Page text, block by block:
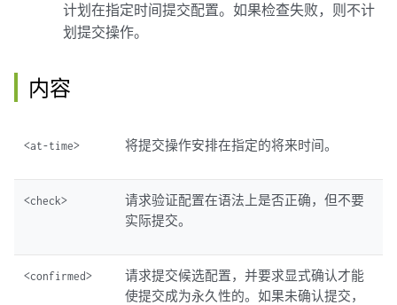
计划在指定时间提交配置。如果检查失败，则不计
划提交操作。
内容
<at-time> 将提交操作安排在指定的将来时间。
<check>
请求验证配置在语法上是否正确，但不要
实际提交。
<confirmed>
请求提交候选配置，并要求显式确认才能
使提交成为永久性的。如果未确认提交，